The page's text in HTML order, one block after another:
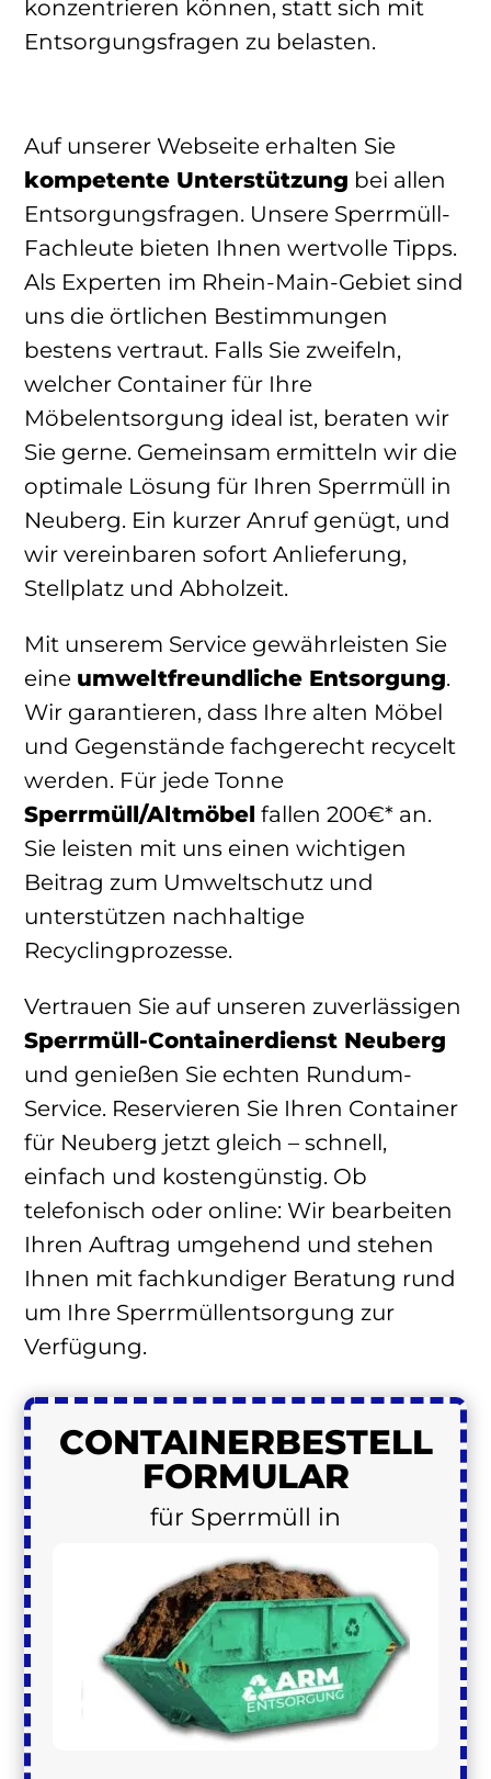
konzentrieren können, statt sich mit
Entsorgungsfragen zu belasten.
Auf unserer Webseite erhalten Sie
kompetente Unterstützung bei allen
Entsorgungsfragen. Unsere Sperrmüll-
Fachleute bieten Ihnen wertvolle Tipps.
Als Experten im Rhein-Main-Gebiet sind
uns die örtlichen Bestimmungen
bestens vertraut. Falls Sie zweifeln,
welcher Container für Ihre
Möbelentsorgung ideal ist, beraten wir
Sie gerne. Gemeinsam ermitteln wir die
optimale Lösung für Ihren Sperrmüll in
Neuberg. Ein kurzer Anruf genügt, und
wir vereinbaren sofort Anlieferung,
Stellplatz und Abholzeit.
Mit unserem Service gewährleisten Sie
eine umweltfreundliche Entsorgung.
Wir garantieren, dass Ihre alten Möbel
und Gegenstände fachgerecht recycelt
werden. Für jede Tonne
Sperrmüll/Altmöbel fallen 200€* an.
Sie leisten mit uns einen wichtigen
Beitrag zum Umweltschutz und
unterstützen nachhaltige
Recyclingprozesse.
Vertrauen Sie auf unseren zuverlässigen
Sperrmüll-Containerdienst Neuberg
und genießen Sie echten Rundum-
Service. Reservieren Sie Ihren Container
für Neuberg jetzt gleich – schnell,
einfach und kostengünstig. Ob
telefonisch oder online: Wir bearbeiten
Ihren Auftrag umgehend und stehen
Ihnen mit fachkundiger Beratung rund
um Ihre Sperrmüllentsorgung zur
Verfügung.
CONTAINERBESTELL
FORMULAR
für Sperrmüll in